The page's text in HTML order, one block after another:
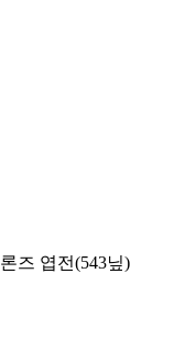
즈 엽전(543닢)